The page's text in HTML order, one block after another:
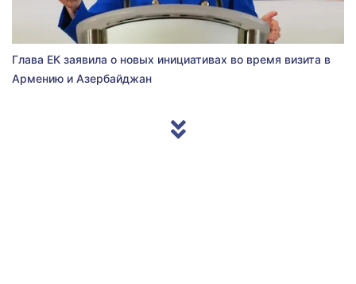
Глава ЕК заявила о новых инициативах во время визита в
Армению и Азербайджан